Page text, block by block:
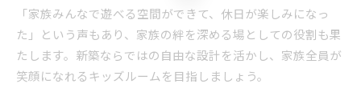
「家族みんなで遊べる空間ができて、休日が楽しみになっ
た」という声もあり、家族の絆を深める場としての役割も果
たします。新築ならではの自由な設計を活かし、家族全員が
笑顔になれるキッズルームを目指しましょう。